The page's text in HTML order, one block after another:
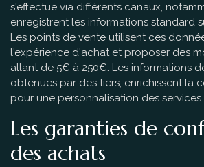
s'effectue via différents canaux,
enregistrent les informations standard
Les points de vente utilisent ces
l'expérience d'achat et proposer des
allant de 5€ à 250€. Les informations
obtenues par des tiers, enrichissent la
pour une personnalisation des services.
Les garanties de
des achats